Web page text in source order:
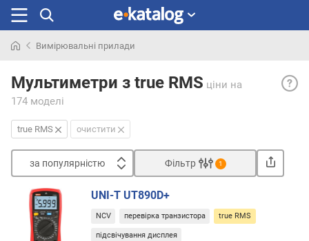
раніше
Вимірювальні прилади
Мультиметри з true RMS ціни на
174 моделі
True
RMS
точно
true RMS очистити
за популярністю
з
а
п
Фільтр 1
UNI-T UT890D+
NCV перевірка транзистора true RMS
підсвічування дисплея